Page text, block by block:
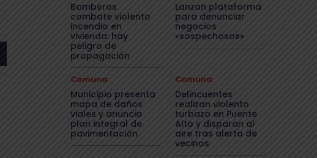
Bomberos
combate violento
incendio en
vivienda: hay
peligro de
propagación
Lanzan plataforma
para denunciar
negocios
«sospechosos»
Comuna
Municipio presenta
mapa de daños
viales y anuncia
plan integral de
pavimentación
Comuna
Delincuentes
realizan violento
turbazo en Puente
Alto y disparan al
aire tras alerta de
vecinos